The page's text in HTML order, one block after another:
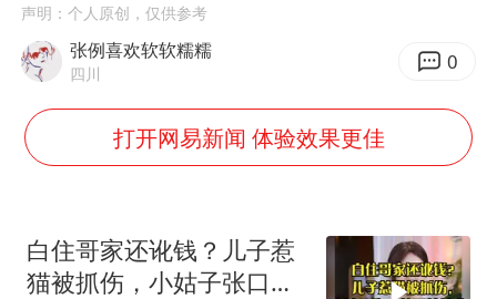
白海豚将正面袭击贯穿浙江
酒店回应车内过夜被收150元
“不怕六爷挂得多 就怕六爷挂一颗”
牛津大学一纸声明甩不了锅
新疆景区自驾服务费改为按车收费
女主硬加吻戏短剧已下架
声明：个人原创，仅供参考
张例喜欢软软糯糯
四川 0
打开网易新闻 体验效果更佳
白住哥家还讹钱？儿子惹
猫被抓伤，小姑子张口就